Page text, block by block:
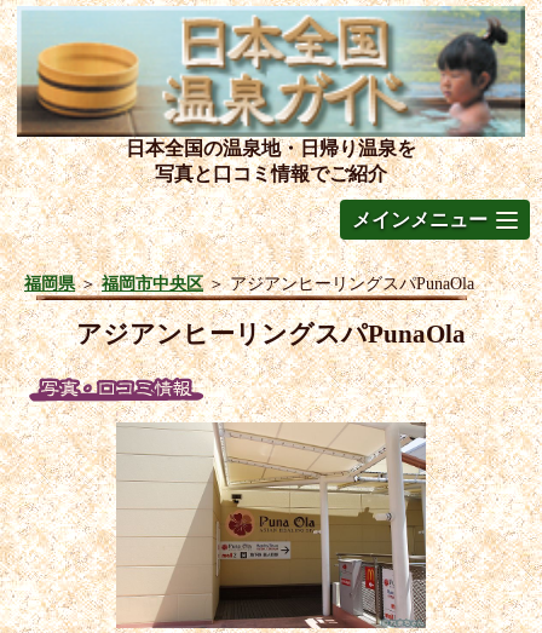
日本全国の温泉地・日帰り温泉を
写真と口コミ情報でご紹介
メインメニュー
福岡県＞福岡市中央区＞アジアンヒーリングスパPunaOla
アジアンヒーリングスパPunaOla